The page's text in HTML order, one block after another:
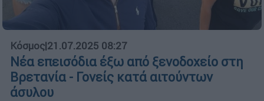
Κόσμος|21.07.2025 08:27
Νέα επεισόδια έξω από ξενοδοχείο στη
Βρετανία - Γονείς κατά αιτούντων
άσυλου